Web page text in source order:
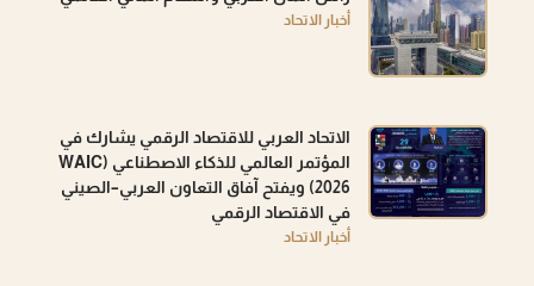
أخبار الاتحاد
الاتحاد العربي للاقتصاد الرقمي يشارك في
المؤتمر العالمي للذكاء الاصطناعي (WAIC
2026) ويفتح آفاق التعاون العربي–الصيني
في الاقتصاد الرقمي
أخبار الاتحاد